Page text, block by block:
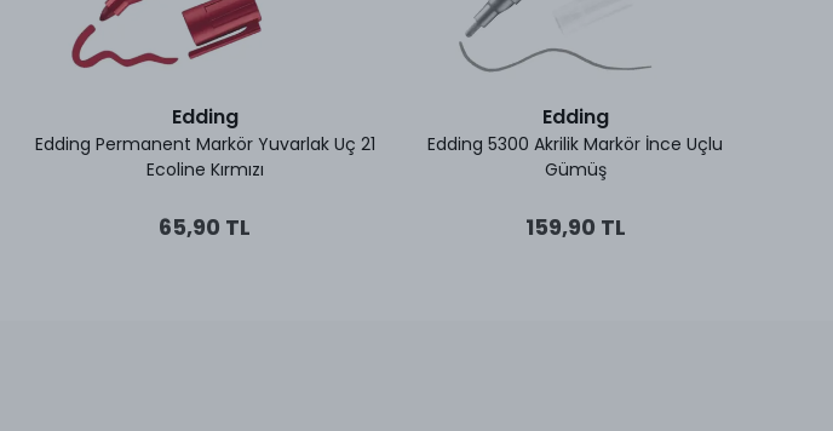
Edding
Edding Permanent Markör Yuvarlak Uç 21
Ecoline Kırmızı
65,90 TL
Edding
Edding 5300 Akrilik Markör İnce Uçlu
Gümüş
159,90 TL